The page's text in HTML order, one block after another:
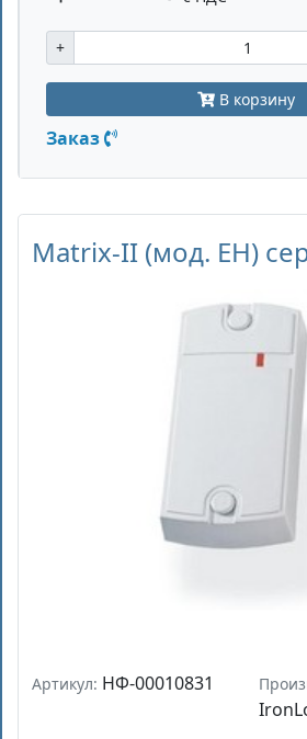
+
В корзину
Заказ
Matrix-II (мод. EH)
Артикул: НФ-00010831